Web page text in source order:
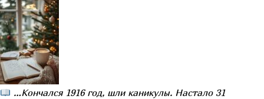
…Кончался 1916 год, шли каникулы. Настало 31